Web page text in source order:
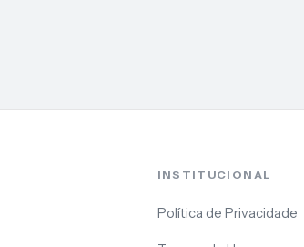
INSTITUCIONAL
Política de Privacidade